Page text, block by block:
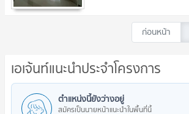
ก่อนหน้า
เอเจ้นท์แนะนำประจำโครงการ
ตำแหน่งนี้ยังว่างอยู่
สมัครเป็นนายหน้าแนะนำในพื้นที่นี้